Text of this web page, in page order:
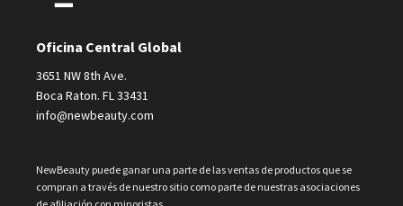
Oficina Central Global
3651 NW 8th Ave.
Boca Raton. FL 33431
info@newbeauty.com
NewBeauty puede ganar una parte de las ventas de productos que se
compran a través de nuestro sitio como parte de nuestras asociaciones